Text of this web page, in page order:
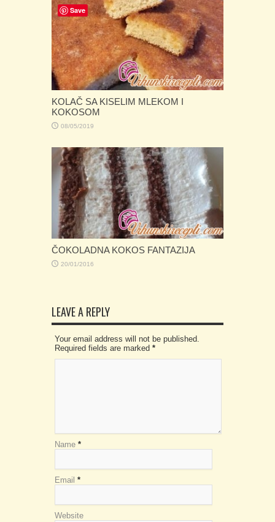
KOLAČ SA KISELIM MLEKOM I
KOKOSOM
08/05/2019
ČOKOLADNA KOKOS FANTAZIJA
20/01/2016
LEAVE A REPLY
Your email address will not be published.
Required fields are marked *
Name *
Email *
Website
Save